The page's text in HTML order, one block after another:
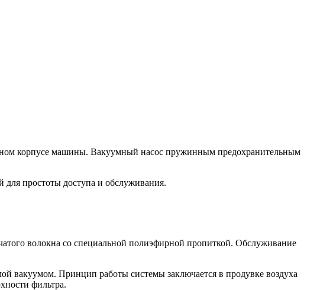
корпусе машины. Вакуумный насос пружинным предохранительным
простоты доступа и обслуживания.
волокна со специальной полиэфирной пропиткой. Обслуживание
вакуумом. Принцип работы системы заключается в продувке воздуха
фильтра.